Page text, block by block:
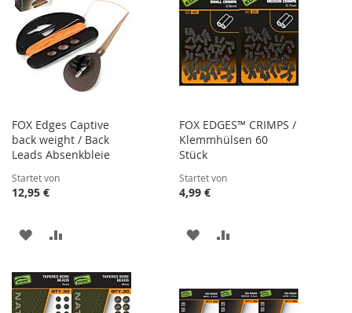
FOX Edges Captive
back weight / Back
Leads Absenkbleie
Startet von
12,95 €
ZUR
HINZUFÜGEN
HINZUFÜGEN
FOX EDGES™ CRIMPS /
Klemmhülsen 60
Stück
Startet von
4,99 €
ZUR
HINZUFÜGEN
HINZUFÜGEN